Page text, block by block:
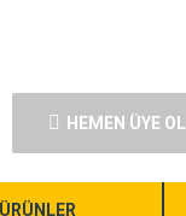
HEMEN ÜYE OL
ÜRÜNLER